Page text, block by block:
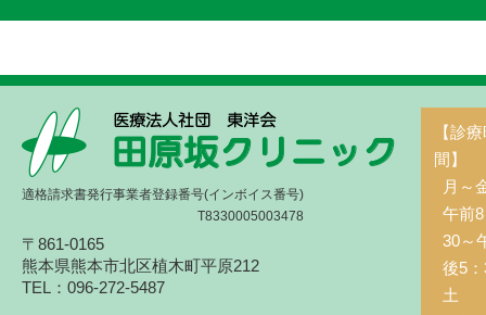
適格請求書発行事業者登録番号(インボイス番号)
T8330005003478
〒861-0165
熊本県熊本市北区植木町平原212
TEL：096-272-5487
【診
間】
月～
午前
30～
後5
土